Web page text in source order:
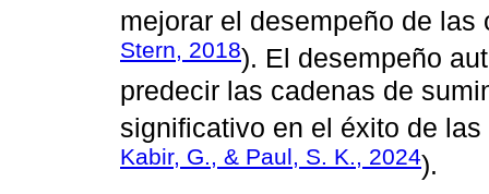
mejorar el desempeño de las
Stern, 2018). El desempeño
predecir las cadenas de
significativo en el éxito de las
Kabir, G., & Paul, S. K., 2024).